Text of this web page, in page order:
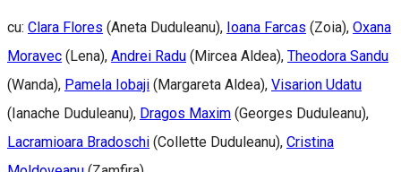
cu: Clara Flores (Aneta Duduleanu), Ioana Farcas (Zoia), Oxana
Moravec (Lena), Andrei Radu (Mircea Aldea), Theodora Sandu
(Wanda), Pamela Iobaji (Margareta Aldea), Visarion Udatu
(Ianache Duduleanu), Dragos Maxim (Georges Duduleanu),
Lacramioara Bradoschi (Collette Duduleanu), Cristina